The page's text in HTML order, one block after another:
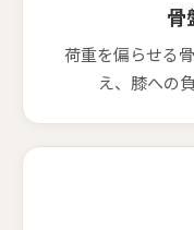
骨
荷重を偏らせる
え、膝への